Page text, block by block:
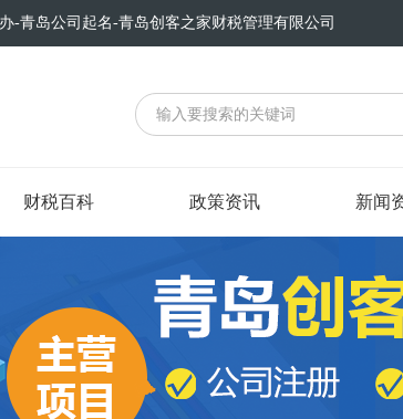
-青岛公司起名-青岛创客之家财税管理有限公司
财税百科 政策资讯 新闻